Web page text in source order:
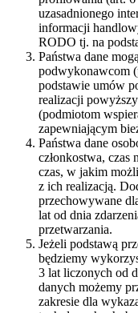
uzasadnionego
informacji
RODO tj. na
Państwa dane
podwykonawcom
podstawie umów
realizacji
(podmiotom
zapewniającym
Państwa dane
członkostwa, czas
czas, w jakim
z ich realizacją.
przechowywane
lat od dnia
przetwarzania.
Jeżeli podstawą
będziemy
3 lat liczonych od
danych możemy
zakresie dla